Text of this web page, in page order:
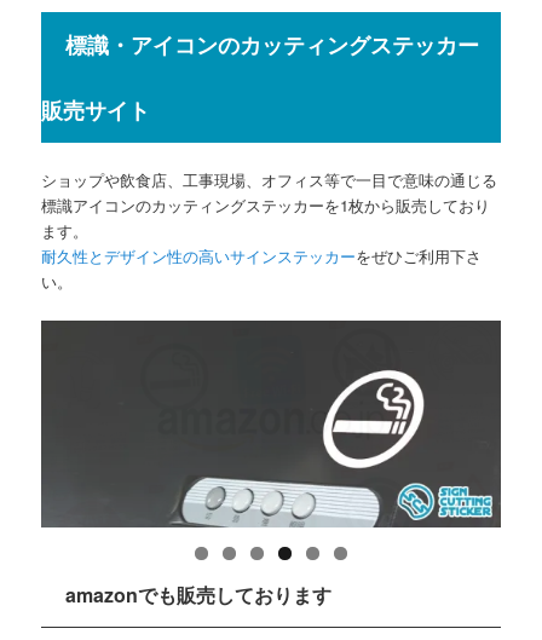
標識・アイコンのカッティングステッカー
販売サイト
ショップや飲食店、工事現場、オフィス等で一目で意味の通じる
標識アイコンのカッティングステッカーを1枚から販売しており
ます。
耐久性とデザイン性の高いサインステッカーをぜひご利用下さ
い。
amazonでも販売しております